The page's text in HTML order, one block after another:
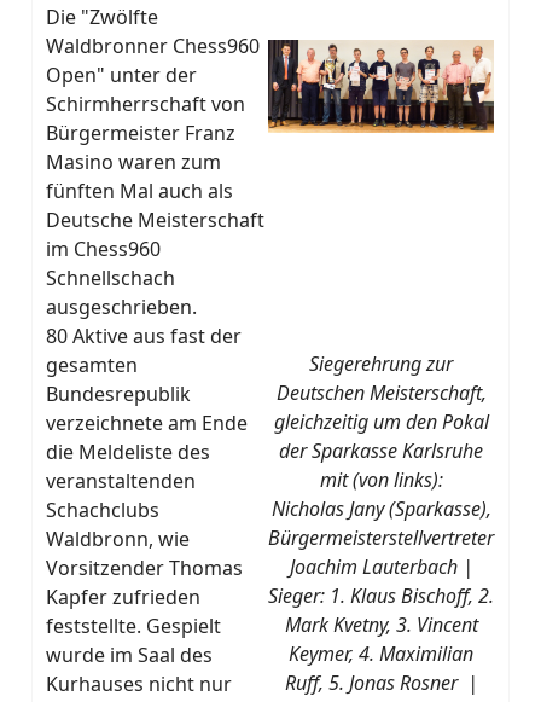
Die "Zwölfte
Waldbronner Chess960
Open" unter der
Schirmherrschaft von
Bürgermeister Franz
Masino waren zum
fünften Mal auch als
Deutsche Meisterschaft
im Chess960
Schnellschach
ausgeschrieben.
80 Aktive aus fast der
gesamten
Bundesrepublik
verzeichnete am Ende
die Meldeliste des
veranstaltenden
Schachclubs
Waldbronn, wie
Vorsitzender Thomas
Kapfer zufrieden
feststellte. Gespielt
wurde im Saal des
Kurhauses nicht nur
Siegerehrung zur
Deutschen Meisterschaft,
gleichzeitig um den Pokal
der Sparkasse Karlsruhe
mit (von links):
Nicholas Jany (Sparkasse),
Bürgermeisterstellvertreter
Joachim Lauterbach |
Sieger: 1. Klaus Bischoff, 2.
Mark Kvetny, 3. Vincent
Keymer, 4. Maximilian
Ruff, 5. Jonas Rosner |